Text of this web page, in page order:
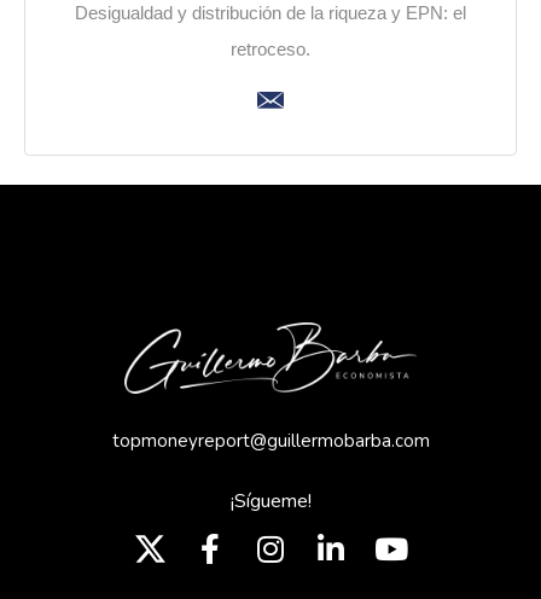
Desigualdad y distribución de la riqueza y EPN: el
retroceso.
topmoneyreport@guillermobarba.com
¡Sígueme!